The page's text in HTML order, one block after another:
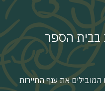
בבית הספר
את ענף התיירות